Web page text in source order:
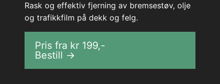
Rask og effektiv fjerning av bremsestøv, olje
og trafikkfilm på dekk og felg.
Pris fra kr 199,-
Bestill →